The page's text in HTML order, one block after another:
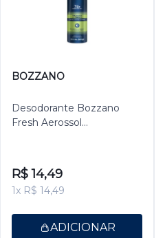
BOZZANO
Desodorante Bozzano
Fresh Aerossol
R$ 14,49
1x R$ 14,49
ADICIONAR